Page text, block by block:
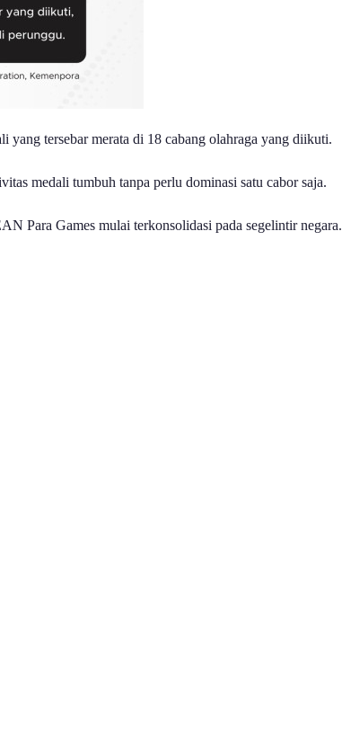
yang tersebar merata di 18 cabang olahraga yang diikuti.
medali tumbuh tanpa perlu dominasi satu cabor saja.
Para Games mulai terkonsolidasi pada segelintir negara.